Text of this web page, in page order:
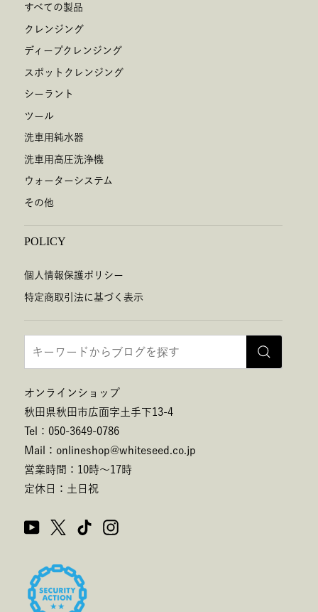
すべての製品
クレンジング
ディープクレンジング
スポットクレンジング
シーラント
ツール
洗車用純水器
洗車用高圧洗浄機
ウォーターシステム
その他
POLICY
個人情報保護ポリシー
特定商取引法に基づく表示
オンラインショップ
秋田県秋田市広面字土手下13-4
Tel：050-3649-0786
Mail：onlineshop@whiteseed.co.jp
営業時間：10時～17時
定休日：土日祝